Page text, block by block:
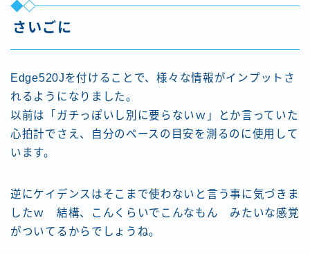
さいごに
Edge520Jを付けることで、様々な情報がインプットさ
れるようになりました。
以前は「ガチっぽいし別に要らないｗ」とか言っていた
心拍計でさえ、自分のペースの目安を測るのに使用して
います。
逆にケイデンスはそこまで使わないと言う事に気づきま
したｗ 結構、こんくらいでこんなもん みたいな感覚
がついてるからでしょうね。